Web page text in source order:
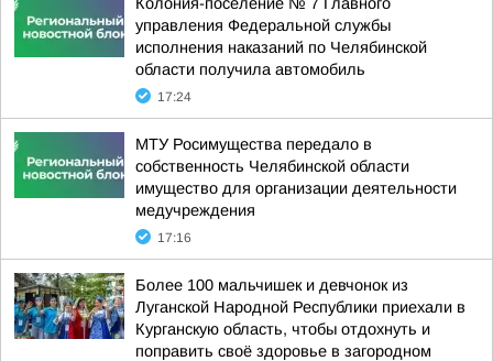
управления Федеральной службы
исполнения наказаний по Челябинской
области получила автомобиль
17:24
МТУ Росимущества передало в
собственность Челябинской области
имущество для организации деятельности
медучреждения
17:16
Более 100 мальчишек и девчонок из
Луганской Народной Республики приехали в
Курганскую область, чтобы отдохнуть и
поправить своё здоровье в загородном